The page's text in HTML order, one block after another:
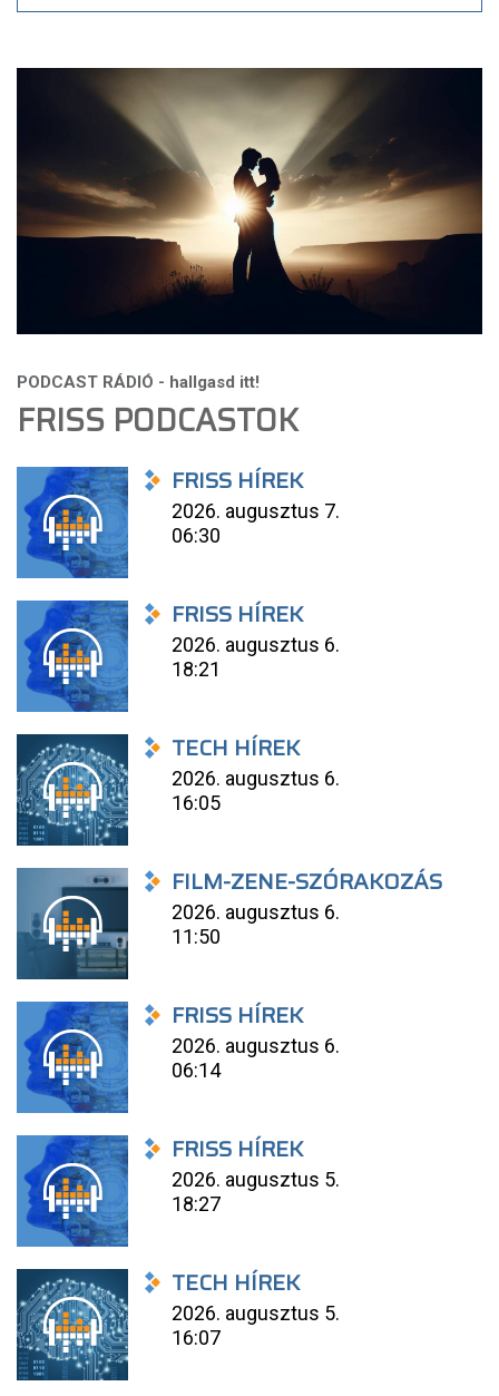
FRISS PODCASTOK
FRISS HÍREK
2026. augusztus 7.
06:30
FRISS HÍREK
2026. augusztus 6.
18:21
TECH HÍREK
2026. augusztus 6.
16:05
FILM-ZENE-SZÓRAKOZÁS
2026. augusztus 6.
11:50
FRISS HÍREK
2026. augusztus 6.
06:14
FRISS HÍREK
2026. augusztus 5.
18:27
TECH HÍREK
2026. augusztus 5.
16:07